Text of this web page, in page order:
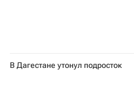
В Дагестане утонул подросток